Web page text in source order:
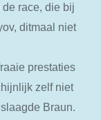
race, die bij
ditmaal niet
prestaties
zelf niet
Braun.